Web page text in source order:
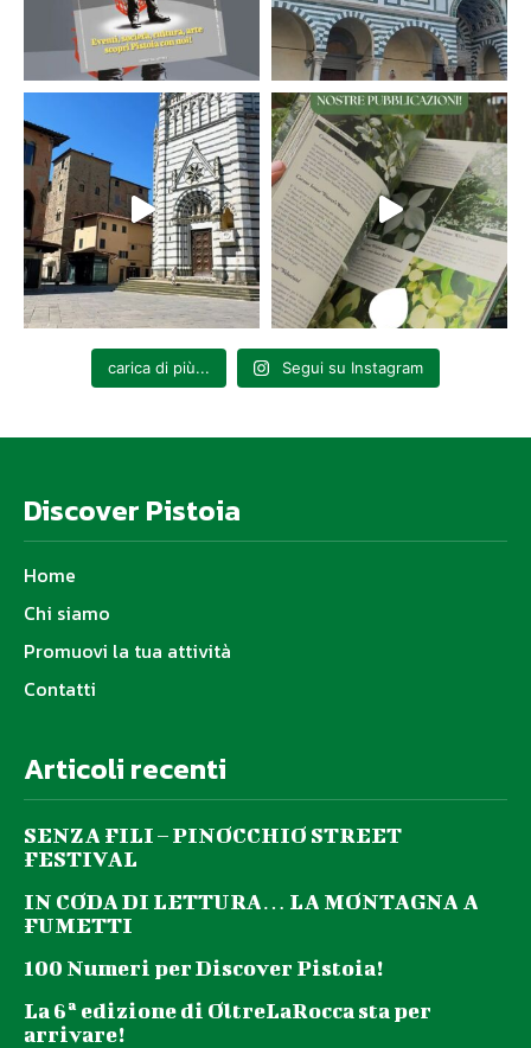
carica di più... Segui su Instagram
Discover Pistoia
Home
Chi siamo
Promuovi la tua attività
Contatti
Articoli recenti
SENZA FILI – PINOCCHIO STREET
FESTIVAL
IN CODA DI LETTURA… LA MONTAGNA A
FUMETTI
100 Numeri per Discover Pistoia!
La 6ª edizione di OltreLaRocca sta per
arrivare!